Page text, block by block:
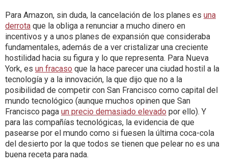
Para Amazon, sin duda, la cancelación de los planes es una
derrota que la obliga a renunciar a mucho dinero en
incentivos y a unos planes de expansión que consideraba
fundamentales, además de a ver cristalizar una creciente
hostilidad hacia su figura y lo que representa. Para Nueva
York, es un fracaso que la hace parecer una ciudad hostil a la
tecnología y a la innovación, la que dijo que no a la
posibilidad de competir con San Francisco como capital del
mundo tecnológico (aunque muchos opinen que San
Francisco paga un precio demasiado elevado por ello). Y
para las compañías tecnológicas, la evidencia de que
pasearse por el mundo como si fuesen la última coca-cola
del desierto por la que todos se tienen que pelear no es una
buena receta para nada.